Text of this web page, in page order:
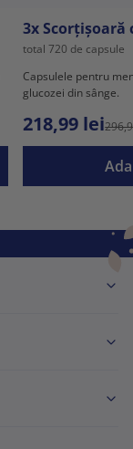
3x Scorțișoară
total 720 de capsule
Capsulele pentru
glucozei din sânge.
218,99 lei